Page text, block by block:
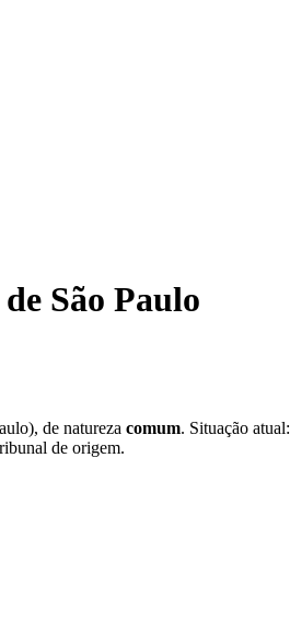
São Paulo
), de natureza comum. Situação atual:
de origem.